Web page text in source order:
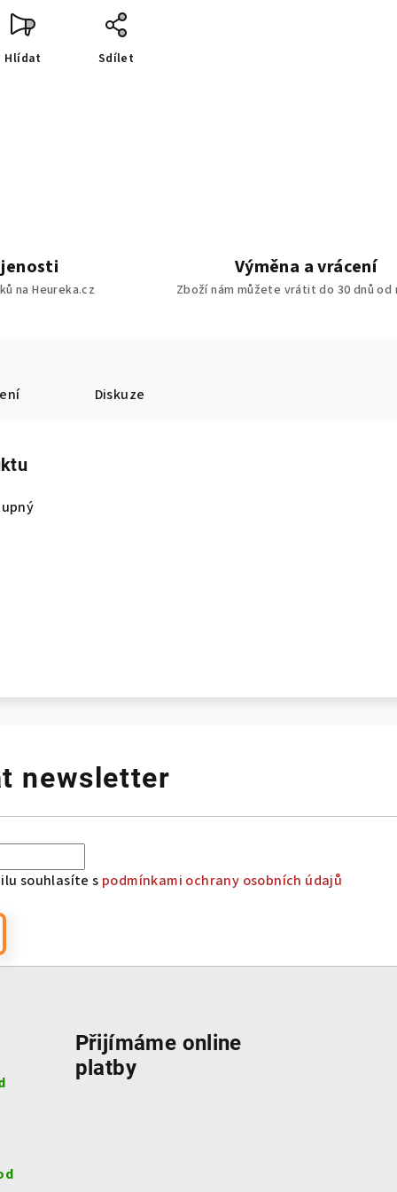
Hlídat Sdílet
na Heureka.cz
Výměna a vrácení
Zboží nám můžete vrátit do 30 dnů od
Diskuze
newsletter
souhlasíte s podmínkami ochrany osobních údajů
Přijímáme online
platby